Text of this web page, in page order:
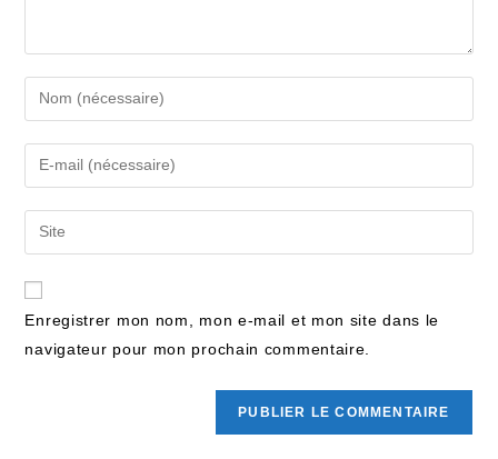
Enregistrer mon nom, mon e-mail et mon site dans le
navigateur pour mon prochain commentaire.